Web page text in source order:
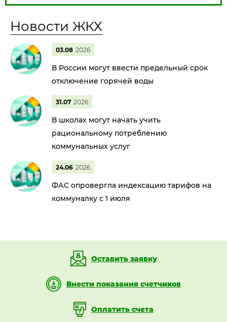
Новости ЖКХ
03.08 2026
В России могут ввести предельный срок
отключение горячей воды
31.07 2026
В школах могут начать учить
рациональному потреблению
коммунальных услуг
24.06 2026
ФАС опровергла индексацию тарифов на
коммуналку с 1 июля
Оставить заявку
Внести показания счетчиков
Оплатить счета